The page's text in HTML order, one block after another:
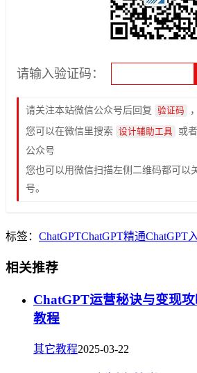
请输入验证码：
请关注本站微信公众号后回复 验证码
您可以在微信里搜索
设计辅助工具 或者
公众号
您也可以用微信扫描左侧二维码都可以
号。
标签： ChatGPTChatGPT精通ChatGPT入
相关推荐
ChatGPT运营秘诀与变现
教程
其它教程2025-03-22